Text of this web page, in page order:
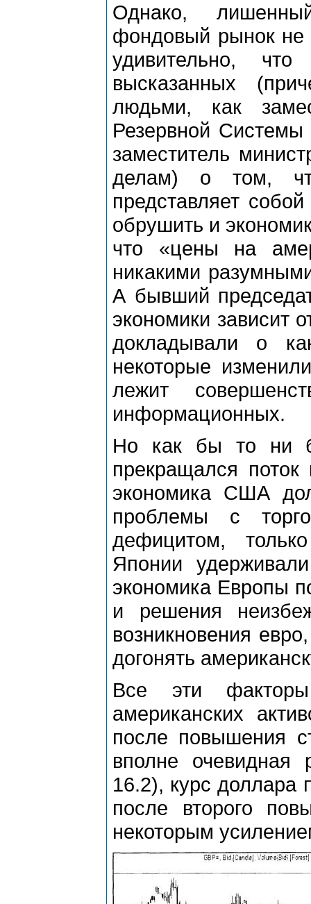
Однако,
фондовый рынок не
удивительно,
высказанных
людьми, как
Резервной
заместитель
делам) о том,
представляет
обрушить и
что «цены на
никакими
А бывший
экономики зависит
докладывали о
некоторые
лежит
информационных.
Но как бы то ни
прекращался
экономика США
проблемы с
дефицитом,
Японии
экономика Европы
и решения
возникновения
догонять
Все эти
американских
после повышения
вполне
16.2), курс доллара
после второго
некоторым